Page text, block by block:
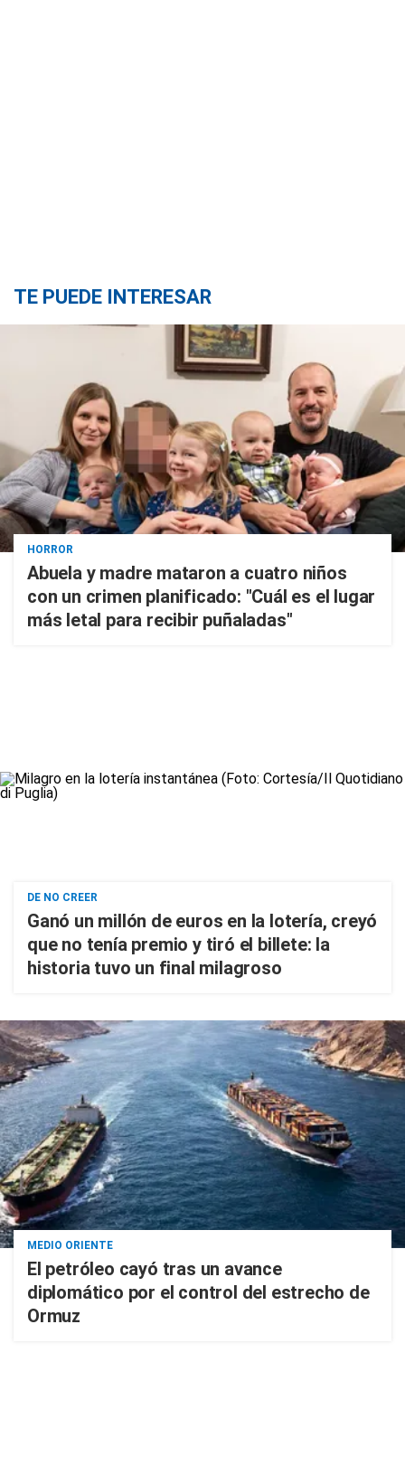
TE PUEDE INTERESAR
HORROR
Abuela y madre mataron a cuatro niños
con un crimen planificado: "Cuál es el lugar
más letal para recibir puñaladas"
DE NO CREER
Ganó un millón de euros en la lotería, creyó
que no tenía premio y tiró el billete: la
historia tuvo un final milagroso
MEDIO ORIENTE
El petróleo cayó tras un avance
diplomático por el control del estrecho de
Ormuz